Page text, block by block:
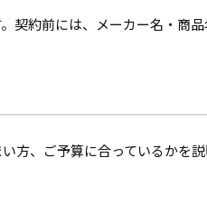
約前には、メーカー名・商
、ご予算に合っているかを説